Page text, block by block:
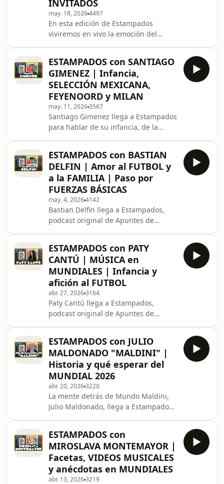
INVITADOS
may. 18, 20264497
En esta edición de Estampados
viviremos en vivo la emoción del
ESTAMPADOS con SANTIAGO
GIMENEZ | Infancia,
SELECCIÓN MEXICANA,
FEYENOORD y MILAN
may. 11, 20263567
Santiago Gimenez llega a Estampados
para hablar de su infancia, de la
Milan.
ESTAMPADOS con BASTIAN
DELFIN | Amor al FUTBOL y
a la FAMILIA | Paso por
FUERZAS BÁSICAS
may. 4, 20264142
Bastian Delfin llega a Estampados,
podcast original de Apuntes de
generación de contenido y el amor al
futbol y familia.
ESTAMPADOS con PATY
CANTÚ | MÚSICA en
MUNDIALES | Infancia y
afición al FUTBOL
abr. 27, 20263164
Paty Cantú llega a Estampados,
podcast original de Apuntes de
música, infancia, recuerdos, Atlas y
mucho más.
ESTAMPADOS con JULIO
MALDONADO "MALDINI" |
Historia y qué esperar del
MUNDIAL 2026
abr. 20, 20263220
La mente detrás de Mundo Maldini,
Julio Maldonado, llega a Estampados,
Mundial de la FIFA 2026.
ESTAMPADOS con
MIROSLAVA MONTEMAYOR |
Facetas, VIDEOS MUSICALES
y anécdotas en MUNDIALES
abr. 13, 20263219